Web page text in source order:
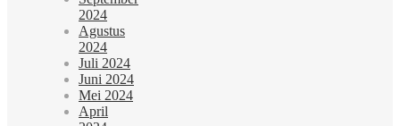
2024
Agustus
2024
Juli 2024
Juni 2024
Mei 2024
April